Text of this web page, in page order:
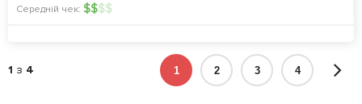
Середній чек: $$$$
1 з 4 1 2 3 4